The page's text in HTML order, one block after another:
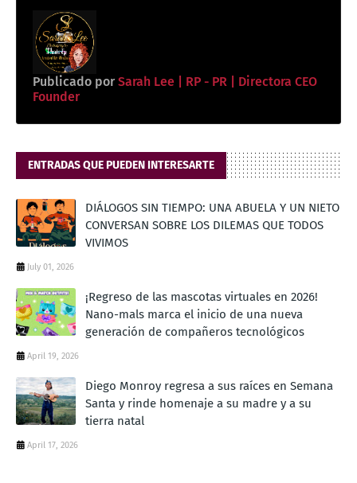
Publicado por Sarah Lee | RP - PR | Directora CEO
Founder
ENTRADAS QUE PUEDEN INTERESARTE
DIÁLOGOS SIN TIEMPO: UNA ABUELA Y UN NIETO
CONVERSAN SOBRE LOS DILEMAS QUE TODOS
VIVIMOS
July 01, 2026
¡Regreso de las mascotas virtuales en 2026!
Nano-mals marca el inicio de una nueva
generación de compañeros tecnológicos
April 19, 2026
Diego Monroy regresa a sus raíces en Semana
Santa y rinde homenaje a su madre y a su
tierra natal
April 17, 2026